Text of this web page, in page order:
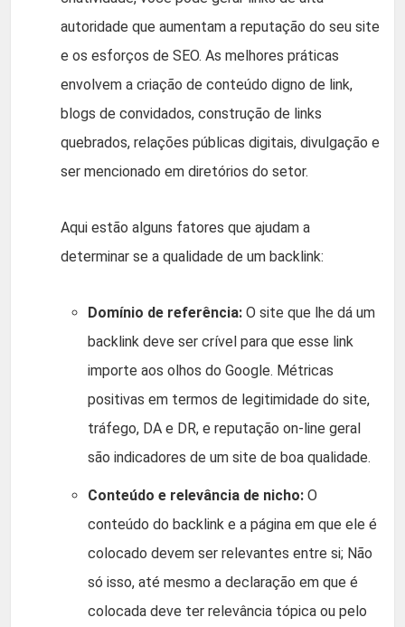
autoridade que aumentam a reputação do seu site
e os esforços de SEO. As melhores práticas
envolvem a criação de conteúdo digno de link,
blogs de convidados, construção de links
quebrados, relações públicas digitais, divulgação e
ser mencionado em diretórios do setor.
Aqui estão alguns fatores que ajudam a
determinar se a qualidade de um backlink:
Domínio de referência: O site que lhe dá um
backlink deve ser crível para que esse link
importe aos olhos do Google. Métricas
positivas em termos de legitimidade do site,
tráfego, DA e DR, e reputação on-line geral
são indicadores de um site de boa qualidade.
Conteúdo e relevância de nicho: O
conteúdo do backlink e a página em que ele é
colocado devem ser relevantes entre si; Não
só isso, até mesmo a declaração em que é
colocada deve ter relevância tópica ou pelo